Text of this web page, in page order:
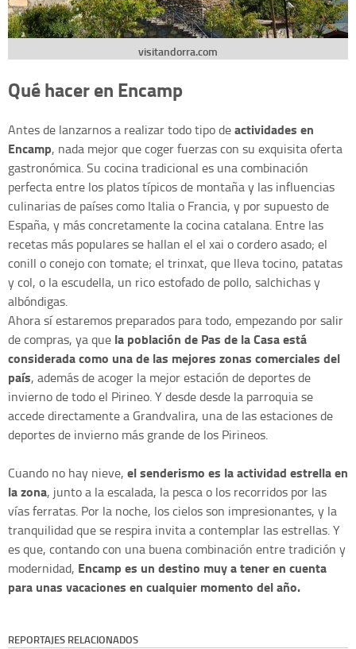
visitandorra.com
Qué hacer en Encamp
Antes de lanzarnos a realizar todo tipo deactividades en
Encamp, nada mejor que coger fuerzas con su exquisita oferta
gastronómica. Su cocina tradicional es una combinación
perfecta entre los platos típicos de montaña y las influencias
culinarias de países como Italia o Francia, y por supuesto de
España, y más concretamente la cocina catalana. Entre las
recetas más populares se hallan el el xai o cordero asado; el
conill o conejo con tomate; el trinxat, que lleva tocino, patatas
y col, o la escudella, un rico estofado de pollo, salchichas y
albóndigas.
Ahora sí estaremos preparados para todo, empezando por salir
de compras, ya que la población de Pas de la Casa está
considerada como una de las mejores zonas comerciales del
país, además de acoger la mejor estación de deportes de
invierno de todo el Pirineo. Y desde desde la parroquia se
accede directamente a Grandvalira, una de las estaciones de
deportes de invierno más grande de los Pirineos.
Cuando no hay nieve, el senderismo es la actividad estrella en
la zona, junto a la escalada, la pesca o los recorridos por las
vías ferratas. Por la noche, los cielos son impresionantes, y la
tranquilidad que se respira invita a contemplar las estrellas. Y
es que, contando con una buena combinación entre tradición y
modernidad, Encamp es un destino muy a tener en cuenta
para unas vacaciones en cualquier momento del año.
REPORTAJES RELACIONADOS